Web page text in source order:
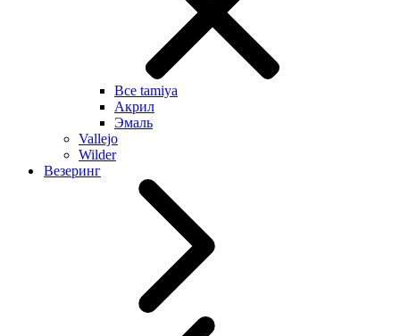
Все tamiya
Акрил
Эмаль
Vallejo
Wilder
Везеринг